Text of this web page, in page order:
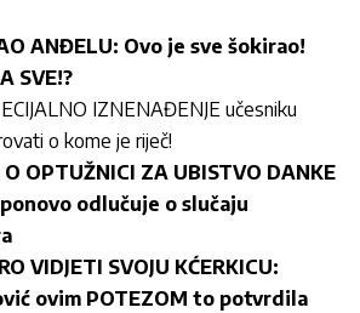
ANĐELU: Ovo je sve šokirao!
SVE!?
IZNENAĐENJE učesniku
o kome je riječ!
OPTUŽNICI ZA UBISTVO DANKE
odlučuje o slučaju
VIDJETI SVOJU KĆERKICU:
ovim POTEZOM to potvrdila